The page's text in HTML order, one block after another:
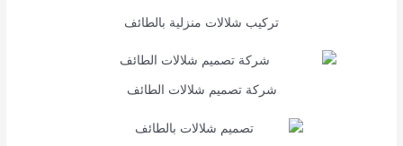
تركيب شلالات منزلية بالطائف
شركة تصميم شلالات الطائف